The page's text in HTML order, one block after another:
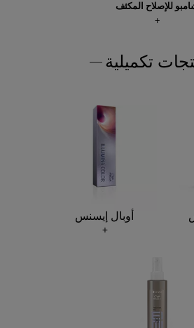
للإصلاح المكثف
تكميلية
أوبال إيسنس